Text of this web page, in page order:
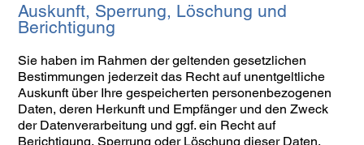
Auskunft, Sperrung, Löschung und
Berichtigung
Sie haben im Rahmen der geltenden gesetzlichen
Bestimmungen jederzeit das Recht auf unentgeltliche
Auskunft über Ihre gespeicherten personenbezogenen
Daten, deren Herkunft und Empfänger und den Zweck
der Datenverarbeitung und ggf. ein Recht auf
Berichtigung, Sperrung oder Löschung dieser Daten.